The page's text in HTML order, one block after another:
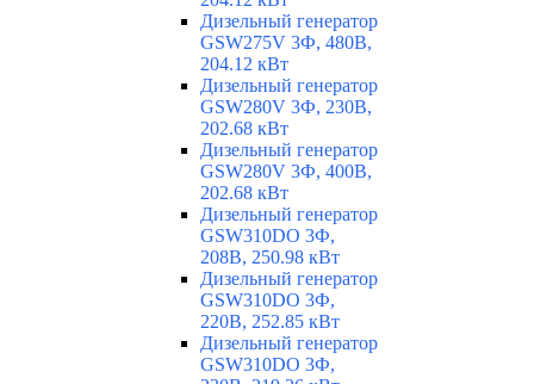
Дизельный генератор
GSW275V 3Ф, 480В,
204.12 кВт
Дизельный генератор
GSW280V 3Ф, 230В,
202.68 кВт
Дизельный генератор
GSW280V 3Ф, 400В,
202.68 кВт
Дизельный генератор
GSW310DO 3Ф,
208В, 250.98 кВт
Дизельный генератор
GSW310DO 3Ф,
220В, 252.85 кВт
Дизельный генератор
GSW310DO 3Ф,